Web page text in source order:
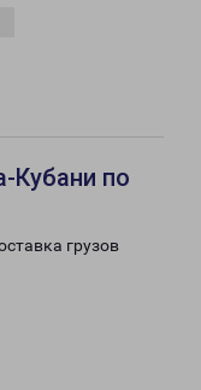
Кубани по
грузов